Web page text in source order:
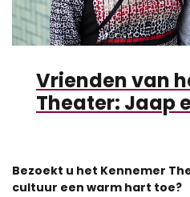
Vrienden van
Theater: Jaap
Bezoekt u het Kennemer
cultuur een warm hart toe?